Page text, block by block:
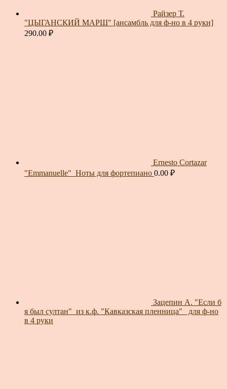
Райзер Т.
"ЦЫГАНСКИЙ МАРШ" [ансамбль для ф-но в 4 руки]
290.00 ₽
Ernesto Cortazar
"Emmanuelle"_Ноты для фортепиано 0.00 ₽
Зацепин А. "Если б
я был султан"_из к.ф. "Кавказская пленница"_ для ф-но
в 4 руки